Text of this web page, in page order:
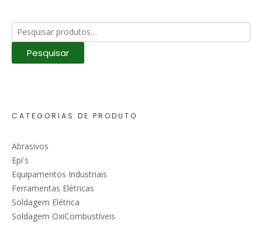
Pesquisar
por:
Pesquisar
CATEGORIAS DE PRODUTO
Abrasivos
Epi's
Equipamentos Industriais
Ferramentas Elétricas
Soldagem Elétrica
Soldagem OxiCombustíveis